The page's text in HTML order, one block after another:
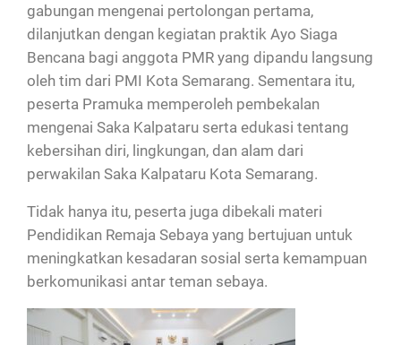
gabungan mengenai pertolongan pertama,
dilanjutkan dengan kegiatan praktik Ayo Siaga
Bencana bagi anggota PMR yang dipandu langsung
oleh tim dari PMI Kota Semarang. Sementara itu,
peserta Pramuka memperoleh pembekalan
mengenai Saka Kalpataru serta edukasi tentang
kebersihan diri, lingkungan, dan alam dari
perwakilan Saka Kalpataru Kota Semarang.
Tidak hanya itu, peserta juga dibekali materi
Pendidikan Remaja Sebaya yang bertujuan untuk
meningkatkan kesadaran sosial serta kemampuan
berkomunikasi antar teman sebaya.